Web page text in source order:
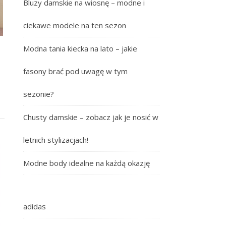
Bluzy damskie na wiosnę – modne i
ciekawe modele na ten sezon
Modna tania kiecka na lato – jakie
fasony brać pod uwagę w tym
sezonie?
Chusty damskie – zobacz jak je nosić w
letnich stylizacjach!
Modne body idealne na każdą okazję
adidas